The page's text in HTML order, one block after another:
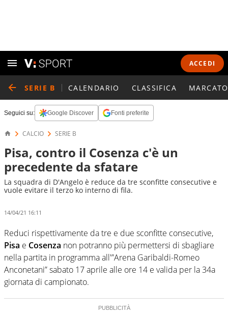
ACCEDI
SERIE B CALENDARIO CLASSIFICA
Seguici su: Google Discover Fonti preferite
CALCIO SERIE B
Pisa, contro il Cosenza c'è un
precedente da sfatare
La squadra di D'Angelo è reduce da tre sconfitte consecutive e
vuole evitare il terzo ko interno di fila.
14/04/21 16:11
Reduci rispettivamente da tre e due sconfitte consecutive,
Pisa e Cosenza non potranno più permettersi di sbagliare
nella partita in programma all'”Arena Garibaldi-Romeo
Anconetani” sabato 17 aprile alle ore 14 e valida per la 34a
giornata di campionato.